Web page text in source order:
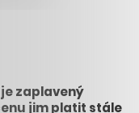
zaplavený
jim platit stále